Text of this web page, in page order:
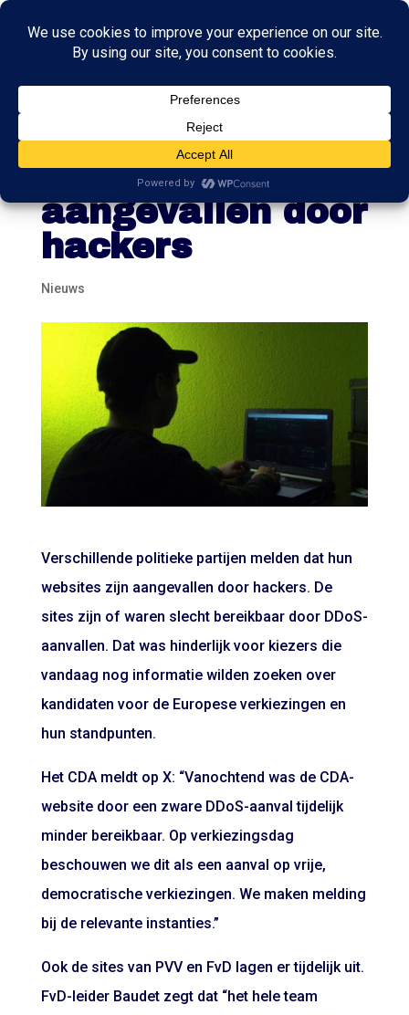
Websites
politieke partijen
aangevallen door
hackers
Nieuws
Verschillende politieke partijen melden dat hun
websites zijn aangevallen door hackers. De
sites zijn of waren slecht bereikbaar door DDoS-
aanvallen. Dat was hinderlijk voor kiezers die
vandaag nog informatie wilden zoeken over
kandidaten voor de Europese verkiezingen en
hun standpunten.
Het CDA meldt op X: “Vanochtend was de CDA-
website door een zware DDoS-aanval tijdelijk
minder bereikbaar. Op verkiezingsdag
beschouwen we dit als een aanval op vrije,
democratische verkiezingen. We maken melding
bij de relevante instanties.”
Ook de sites van PVV en FvD lagen er tijdelijk uit.
FvD-leider Baudet zegt dat “het hele team